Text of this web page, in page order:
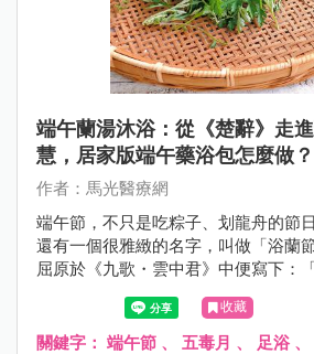
端午蘭湯沐浴：從《楚辭》走
慧，居家版端午藥浴包怎麼做？
作者：馬光醫療網
端午節，不只是吃粽子、划龍舟的節
還有一個很雅緻的名字，叫做「浴蘭
屈原於《九歌・雲中君》中便寫下：
《大戴禮記》也記載：「五月五日，
午以香草沐浴的習俗，至少已流傳兩
收藏
關鍵字： 端午節 、 五毒月 、 足浴 、